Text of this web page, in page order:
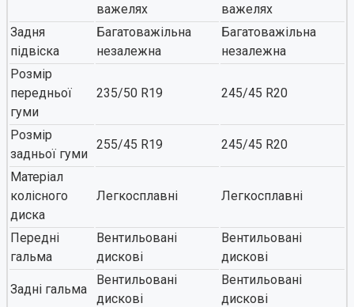
важелях
важелях
Задня
підвіска
Багатоважільна
незалежна
Багатоважільна
незалежна
Розмір
передньої
гуми
235/50 R19 245/45 R20
Розмір
задньої гуми
255/45 R19 245/45 R20
Матеріал
колісного
диска
Легкосплавні Легкосплавні
Передні
гальма
Вентильовані
дискові
Вентильовані
дискові
Задні гальма
Вентильовані
дискові
Вентильовані
дискові